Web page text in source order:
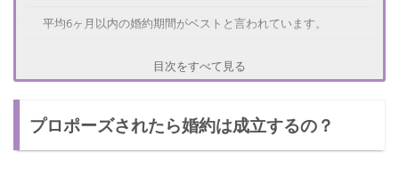
平均6ヶ月以内の婚約期間がベストと言われています。
プロポーズされたら婚約は成立する？まとめ
目次をすべて見る
プロポーズされたら婚約は成立するの？